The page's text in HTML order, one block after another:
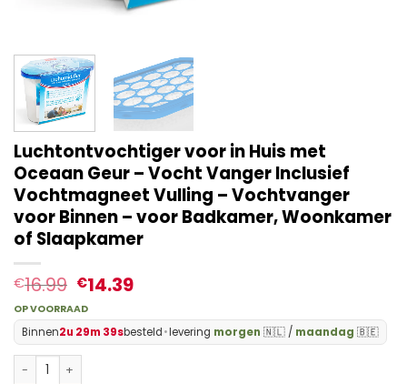
Luchtontvochtiger voor in Huis met
Oceaan Geur – Vocht Vanger Inclusief
Vochtmagneet Vulling – Vochtvanger
voor Binnen – voor Badkamer, Woonkamer
of Slaapkamer
€16.99 €14.39
OP VOORRAAD
Binnen2u 29m 38sbesteld•levering morgen 🇳🇱 / maandag 🇧🇪
Luchtontvochtiger voor in Huis met Oceaan Geur - Vocht